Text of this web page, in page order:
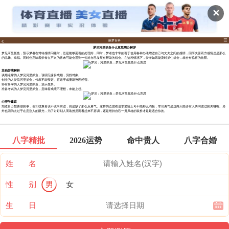
✕
解梦百科
梦见河里抓鱼什么意思周公解梦
梦见河里抓鱼，预示梦者在对待感情问题时，总是能够妥善的处理好，同时，梦者也非常的善于使用各种办法增进自己与丈夫之间的感情，因而夫妻双方感情总是那么
的温馨、幸福。同时也意味着梦者在不久的将来可能会遇到一些对自己发展有帮助的机会。在这种情况下，梦者如果能及时抓住机会，就会有惊喜的收获。
其他梦境解析
谈婚论嫁的人梦见河里抓鱼，说明无缘份成婚，另找对象。
创业的人梦见河里抓鱼，代表不能安定、宜退守或重新整理经营。
怀有身孕的人梦见河里抓鱼，预示生男。
准备考试的人梦见河里抓鱼，意味着成绩不理想，未能上榜。
心理学建议
知道自己想要做的事，但却犹豫著该不该向前进，就是缺了那么点勇气。这样的态度在追求爱情上可不能那么消极，拿出勇气是这两天能否有人共同渡过的关键喔。另
外也因为太过于在意别人的眼光，为了讨好别人而装扮反而看起来不搭调，还是维持自己一贯风格的装扮才是最适合你的。
八字精批 2026运势 命中贵人 八字合婚
姓 名
性 别 男 女
生 日